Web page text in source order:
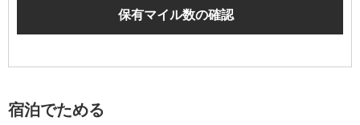
保有マイル数の確認
宿泊でためる